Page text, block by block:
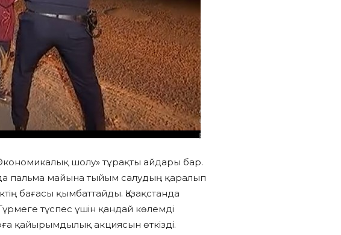
шолу» тұрақты айдары бар.
пальма майына тыйым салудың қаралып
бағасы қымбаттайды. Қазақстанда
түспес үшін қандай көлемді
қайырымдылық акциясын өткізді.